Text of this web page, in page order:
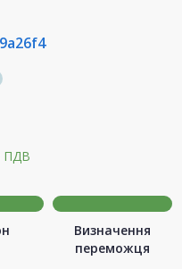
ПДВ
Визначення
переможця